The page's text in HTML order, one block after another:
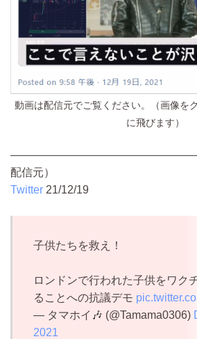
動画は配信元でご覧ください。（画像を
に飛びます）
配信元）
Twitter 21/12/19
子供たちを救え！
ロンドンで行われた子供をワク
ることへの抗議デモ
— タマホイ🎶 (@Tamama0306)
2021